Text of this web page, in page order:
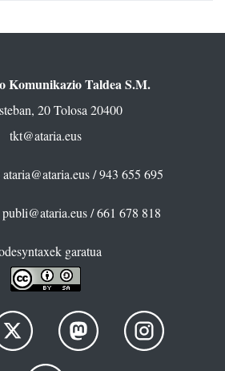
Komunikazio Taldea S.M.
20 Tolosa 20400
tkt@ataria.eus
ataria@ataria.eus/ 943 655 695
publi@ataria.eus/ 661 678 818
garatua